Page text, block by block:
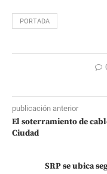
PORTADA
publicación anterior
El soterramiento de
Ciudad
SRP se ubica